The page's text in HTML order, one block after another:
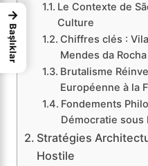
Le Contexte de
Culture
Chiffres clés :
Mendes da
Brutalisme
Européenne à la
Fondements
Démocratie sous
Stratégies
Hostile
→
Başlıklar